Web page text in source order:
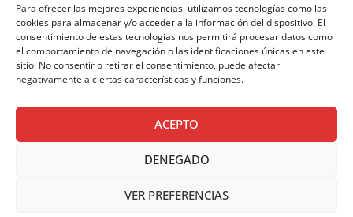
Para ofrecer las mejores experiencias, utilizamos tecnologías como las
cookies para almacenar y/o acceder a la información del dispositivo. El
consentimiento de estas tecnologías nos permitirá procesar datos como
el comportamiento de navegación o las identificaciones únicas en este
sitio. No consentir o retirar el consentimiento, puede afectar
negativamente a ciertas características y funciones.
ACEPTO
DENEGADO
VER PREFERENCIAS
AVISO LEGAL|POLÍTICA DE PRIVACIDAD|